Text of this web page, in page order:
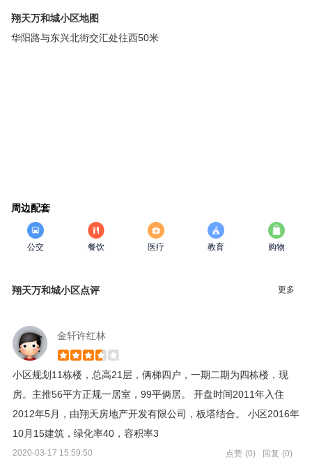
翔天万和城小区地图
华阳路与东兴北街交汇处往西50米
周边配套
公交 餐饮 医疗 教育 购物
翔天万和城小区点评 更多
金轩许红林
小区规划11栋楼，总高21层，俩梯四户，一期二期为四栋楼，现
房。主推56平方正规一居室，99平俩居。 开盘时间2011年入住
2012年5月，由翔天房地产开发有限公司，板塔结合。 小区2016年
10月15建筑，绿化率40，容积率3
2020-03-17 15:59:50 回复 (0)
点赞 (0)